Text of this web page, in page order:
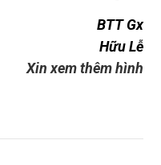
Gx
Hữu Lễ
Xin xem thêm hình